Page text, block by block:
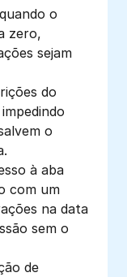
o
zero,
sejam
do
o
à aba
com um
na data
sem o
de